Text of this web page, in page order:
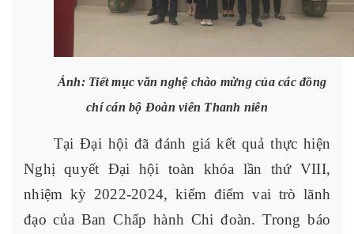
Ảnh: Tiết mục văn nghệ chào mừng của các đồng
chí cán bộ Đoàn viên Thanh niên
Tại Đại hội đã đánh giá kết quả thực hiện
Nghị quyết Đại hội toàn khóa lần thứ VIII,
nhiệm kỳ 2022-2024, kiểm điểm vai trò lãnh
đạo của Ban Chấp hành Chi đoàn. Trong báo